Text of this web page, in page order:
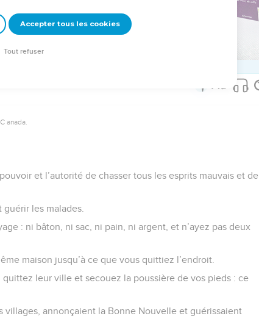
vous procurer une Bible imprimée, rendez-vous sur www.editionsbiblio.fr
anada.
et l’autorité de chasser tous les esprits mauvais et de
les malades.
: ni bâton, ni sac, ni pain, ni argent, et n’ayez pas deux
maison jusqu’à ce que vous quittiez l’endroit.
leur ville et secouez la poussière de vos pieds : ce
villages, annonçaient la Bonne Nouvelle et guérissaient
Accepter tous les cookies
Tout refuser